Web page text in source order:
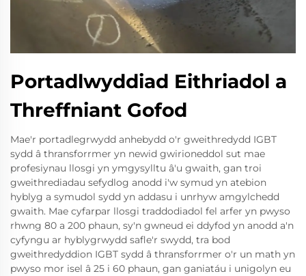
Portadlwyddiad Eithriadol a
Threffniant Gofod
Mae'r portadlegrwydd anhebydd o'r gweithredydd IGBT
sydd â thransforrmer yn newid gwirioneddol sut mae
profesiynau llosgi yn ymgysylltu â'u gwaith, gan troi
gweithrediadau sefydlog anodd i'w symud yn atebion
hyblyg a symudol sydd yn addasu i unrhyw amgylchedd
gwaith. Mae cyfarpar llosgi traddodiadol fel arfer yn pwyso
rhwng 80 a 200 phaun, sy'n gwneud ei ddyfod yn anodd a'n
cyfyngu ar hyblygrwydd safle'r swydd, tra bod
gweithredyddion IGBT sydd â thransforrmer o'r un math yn
pwyso mor isel â 25 i 60 phaun, gan ganiatáu i unigolyn eu